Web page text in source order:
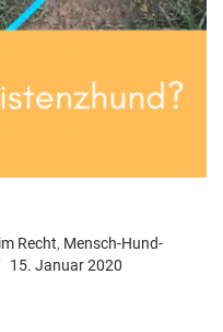
Recht, Mensch-Hund-
15. Januar 2020